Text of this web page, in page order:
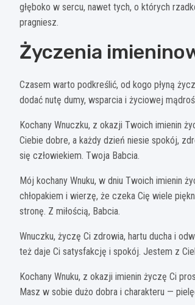
głęboko w sercu, nawet tych, o których
pragniesz.
Życzenia
Czasem warto podkreślić, od kogo płyną
dodać nutę dumy, wsparcia i życiowej
Kochany Wnuczku, z okazji Twoich imienin
Ciebie dobre, a każdy dzień niesie spokój,
się człowiekiem. Twoja Babcia.
Mój kochany Wnuku, w dniu Twoich imienin
chłopakiem i wierzę, że czeka Cię wiele
stronę. Z miłością, Babcia.
Wnuczku, życzę Ci zdrowia, hartu ducha i
też daje Ci satysfakcję i spokój. Jestem z
Kochany Wnuku, z okazji imienin życzę Ci
Masz w sobie dużo dobra i charakteru —